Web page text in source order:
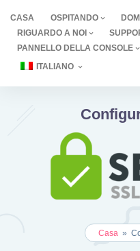
contenuto
CASA OSPITANDO
RIGUARDO A NOI
PANNELLO DELLA CONSOLE
ITALIANO
Casa»